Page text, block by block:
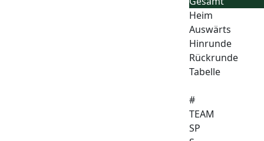
Heim
Auswärts
Hinrunde
Rückrunde
Tabelle
#
TEAM
SP